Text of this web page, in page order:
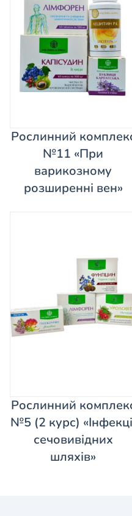
Рослинний
№11 «При
варикозному
розширенні вен»
Рослинний
№5 (2 курс)
сечовивідних
шляхів»